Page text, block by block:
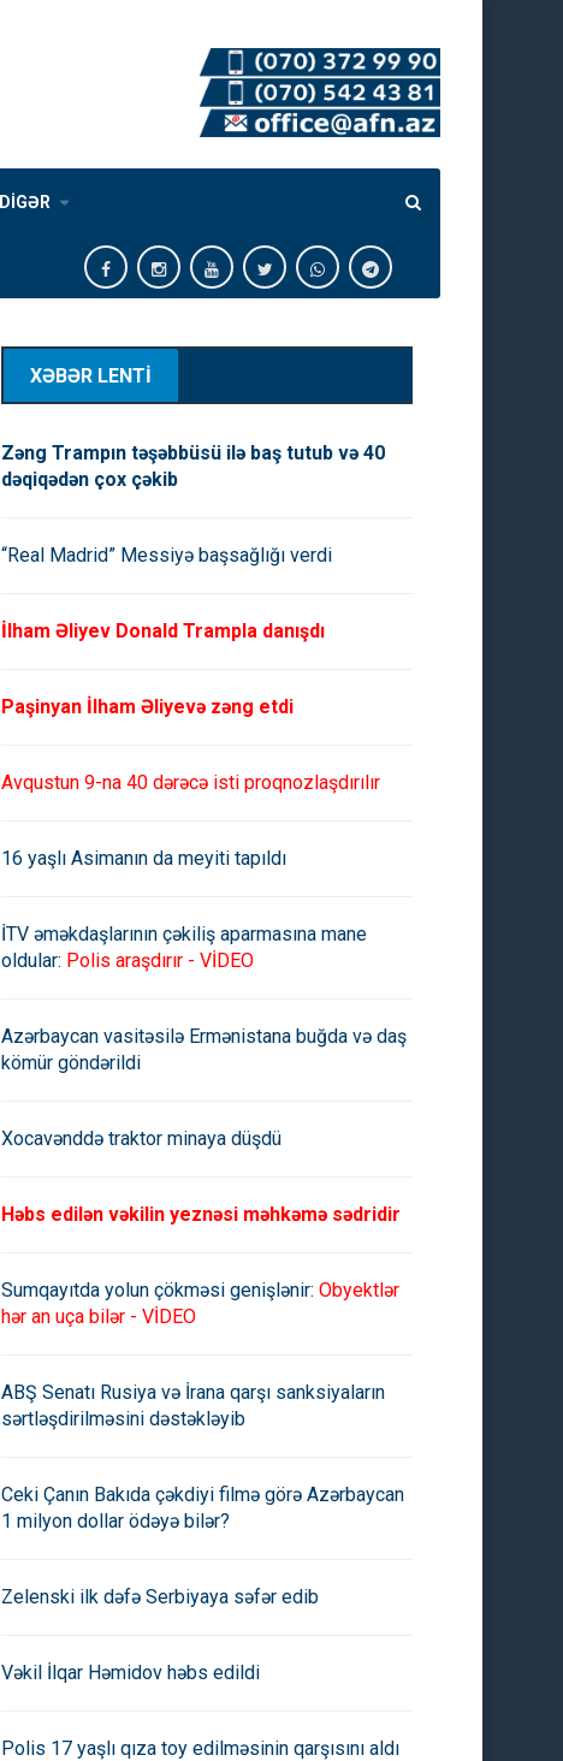
DİGƏR
XƏBƏR LENTİ
Zəng Trampın təşəbbüsü ilə baş tutub və 40
dəqiqədən çox çəkib
“Real Madrid” Messiyə başsağlığı verdi
İlham Əliyev Donald Trampla danışdı
Paşinyan İlham Əliyevə zəng etdi
Avqustun 9-na 40 dərəcə isti proqnozlaşdırılır
16 yaşlı Asimanın da meyiti tapıldı
İTV əməkdaşlarının çəkiliş aparmasına mane
oldular: Polis araşdırır - VİDEO
Azərbaycan vasitəsilə Ermənistana buğda və daş
kömür göndərildi
Xocavənddə traktor minaya düşdü
Həbs edilən vəkilin yeznəsi məhkəmə sədridir
Sumqayıtda yolun çökməsi genişlənir: Obyektlər
hər an uça bilər - VİDEO
ABŞ Senatı Rusiya və İrana qarşı sanksiyaların
sərtləşdirilməsini dəstəkləyib
Ceki Çanın Bakıda çəkdiyi filmə görə Azərbaycan
1 milyon dollar ödəyə bilər?
Zelenski ilk dəfə Serbiyaya səfər edib
Vəkil İlqar Həmidov həbs edildi
Polis 17 yaşlı qıza toy edilməsinin qarşısını aldı